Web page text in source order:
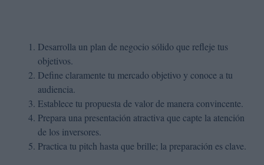
Desarrolla un plan de negocio sólido que refleje tus
objetivos.
Define claramente tu mercado objetivo y conoce a tu
audiencia.
Establece tu propuesta de valor de manera convincente.
Prepara una presentación atractiva que capte la atención
de los inversores.
Practica tu pitch hasta que brille; la preparación es clave.